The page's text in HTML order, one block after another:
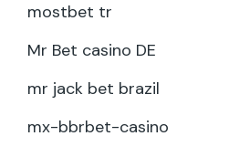
mostbet tr
Mr Bet casino DE
mr jack bet brazil
mx-bbrbet-casino